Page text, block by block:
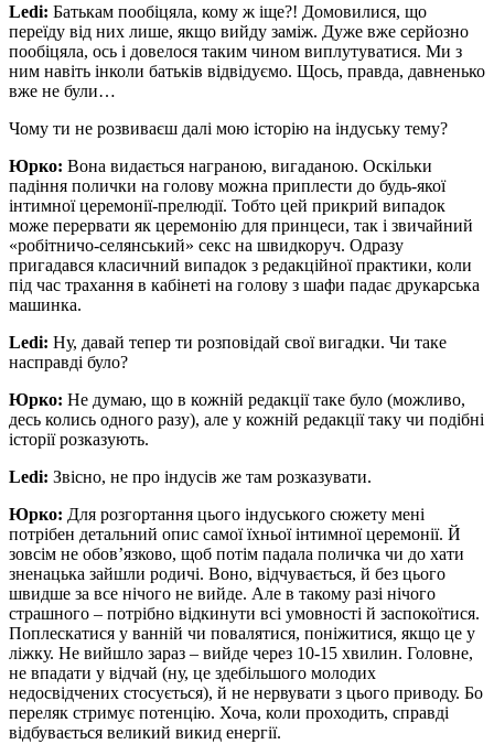
Ledi: Батькам пообіцяла, кому ж іще?! Домовилися, що
переїду від них лише, якщо вийду заміж. Дуже вже серйозно
пообіцяла, ось і довелося таким чином виплутуватися. Ми з
ним навіть інколи батьків відвідуємо. Щось, правда, давненько
вже не були…
Чому ти не розвиваєш далі мою історію на індуську тему?
Юрко: Вона видається награною, вигаданою. Оскільки
падіння полички на голову можна приплести до будь-якої
інтимної церемонії-прелюдії. Тобто цей прикрий випадок
може перервати як церемонію для принцеси, так і звичайний
«робітничо-селянський» секс на швидкоруч. Одразу
пригадався класичний випадок з редакційної практики, коли
під час трахання в кабінеті на голову з шафи падає друкарська
машинка.
Ledi: Ну, давай тепер ти розповідай свої вигадки. Чи таке
насправді було?
Юрко: Не думаю, що в кожній редакції таке було (можливо,
десь колись одного разу), але у кожній редакції таку чи подібні
історії розказують.
Ledi: Звісно, не про індусів же там розказувати.
Юрко: Для розгортання цього індуського сюжету мені
потрібен детальний опис самої їхньої інтимної церемонії. Й
зовсім не обов’язково, щоб потім падала поличка чи до хати
зненацька зайшли родичі. Воно, відчувається, й без цього
швидше за все нічого не вийде. Але в такому разі нічого
страшного – потрібно відкинути всі умовності й заспокоїтися.
Поплескатися у ванній чи повалятися, поніжитися, якщо це у
ліжку. Не вийшло зараз – вийде через 10-15 хвилин. Головне,
не впадати у відчай (ну, це здебільшого молодих
недосвідчених стосується), й не нервувати з цього приводу. Бо
переляк стримує потенцію. Хоча, коли проходить, справді
відбувається великий викид енергії.